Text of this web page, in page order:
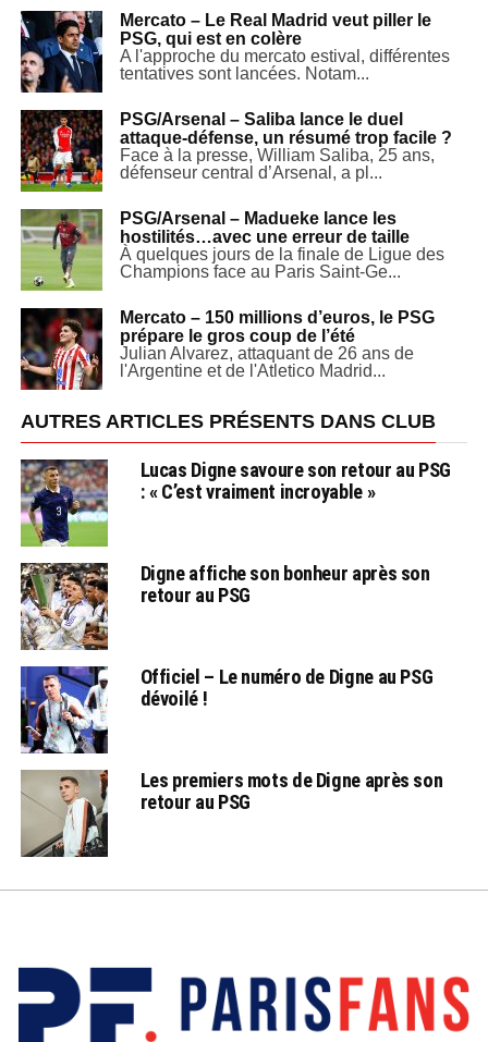
Mercato – Le Real Madrid veut piller le
PSG, qui est en colère
A l'approche du mercato estival, différentes
tentatives sont lancées. Notam...
PSG/Arsenal – Saliba lance le duel
attaque-défense, un résumé trop facile ?
Face à la presse, William Saliba, 25 ans,
défenseur central d’Arsenal, a pl...
PSG/Arsenal – Madueke lance les
hostilités…avec une erreur de taille
À quelques jours de la finale de Ligue des
Champions face au Paris Saint-Ge...
Mercato – 150 millions d’euros, le PSG
prépare le gros coup de l’été
Julian Alvarez, attaquant de 26 ans de
l'Argentine et de l'Atletico Madrid...
AUTRES ARTICLES PRÉSENTS DANS CLUB
Lucas Digne savoure son retour au PSG
: « C’est vraiment incroyable »
Digne affiche son bonheur après son
retour au PSG
Officiel – Le numéro de Digne au PSG
dévoilé !
Les premiers mots de Digne après son
retour au PSG